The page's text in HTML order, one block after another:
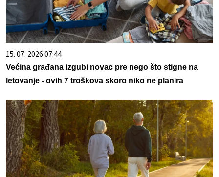
15. 07. 2026 07:44
Većina građana izgubi novac pre nego što stigne na
letovanje - ovih 7 troškova skoro niko ne planira